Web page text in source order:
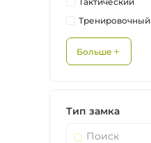
Тренировочный
Больше
Тип замка